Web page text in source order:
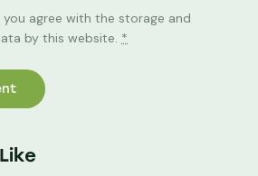
agree with the storage and
by this website. *